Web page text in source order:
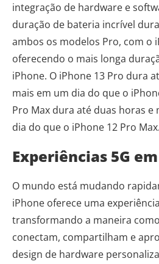
integração de hardware e
duração de bateria incrível
ambos os modelos Pro, com o
oferecendo o mais longa
iPhone. O iPhone 13 Pro dura
mais em um dia do que o
Pro Max dura até duas horas e
dia do que o iPhone 12 Pro Max.
Experiências 5G
O mundo está mudando
iPhone oferece uma
transformando a maneira
conectam, compartilham e
design de hardware